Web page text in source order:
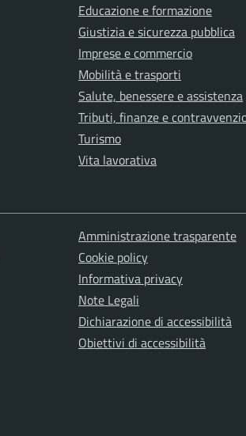
Educazione e formazione
Giustizia e sicurezza pubblica
Imprese e commercio
Mobilità e trasporti
Salute, benessere e assistenza
Tributi, finanze e
Turismo
Vita lavorativa
Amministrazione trasparente
Cookie policy
Informativa privacy
Note Legali
Dichiarazione di accessibilità
Obiettivi di accessibilità